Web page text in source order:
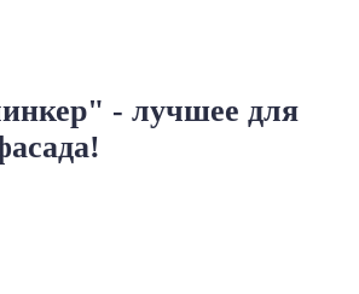
- лучшее для